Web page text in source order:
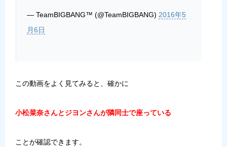
— TeamBIGBANG™ (@TeamBIGBANG) 2016年5
月6日
この動画をよく見てみると、確かに
小松菜奈さんとジヨンさんが隣同士で座っている
ことが確認できます。